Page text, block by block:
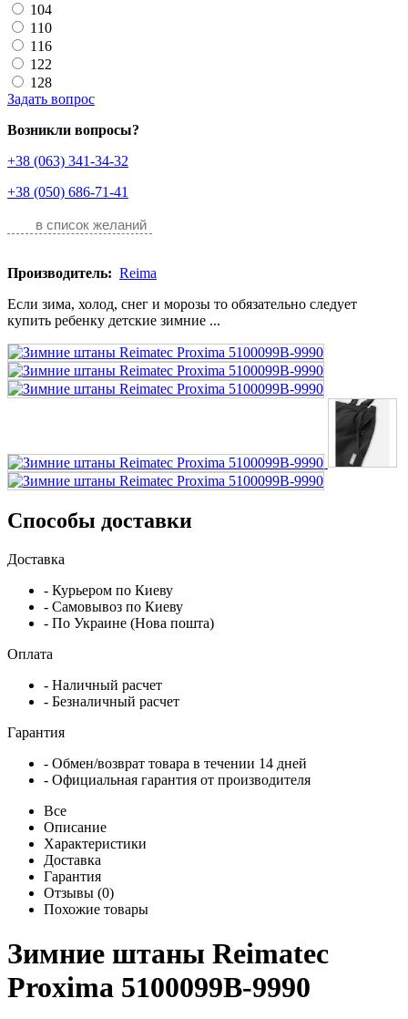
104
110
116
122
128
Задать вопрос
Возникли вопросы?
+38 (063) 341-34-32
+38 (050) 686-71-41
в список желаний
Производитель: Reima
Если зима, холод, снег и морозы то обязательно следует
купить ребенку детские зимние ...
Способы доставки
Доставка
- Курьером по Киеву
- Самовывоз по Киеву
- По Украине (Нова пошта)
Оплата
- Наличный расчет
- Безналичный расчет
Гарантия
- Обмен/возврат товара в течении 14 дней
- Официальная гарантия от производителя
Все
Описание
Характеристики
Доставка
Гарантия
Отзывы (0)
Похожие товары
Зимние штаны Reimatec
Proxima 5100099B-9990